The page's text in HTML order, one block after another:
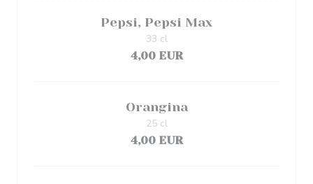
Pepsi, Pepsi Max
4,00 EUR
33 cl
Orangina
4,00 EUR
25 cl